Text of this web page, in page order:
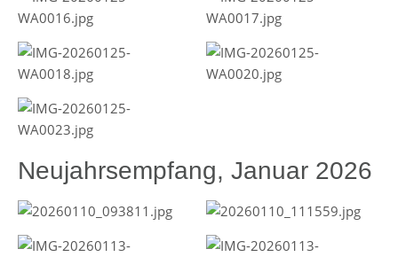
Neujahrsempfang, Januar 2026